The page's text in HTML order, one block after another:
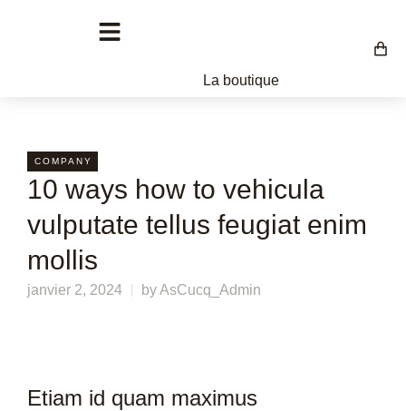
La boutique
COMPANY
10 ways how to vehicula
vulputate tellus feugiat enim
mollis
janvier 2, 2024 byAsCucq_Admin
Etiam id quam maximus